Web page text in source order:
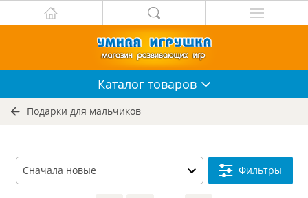
Каталог товаров
Подарки для мальчиков
Фильтры